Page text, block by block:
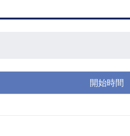
開始時間